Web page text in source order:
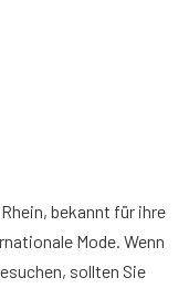
bekannt für ihre
Mode. Wenn
sollten Sie